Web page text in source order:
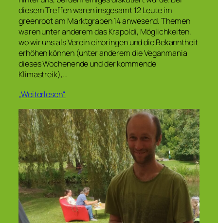
diesem Treffen waren insgesamt 12 Leute im
greenroot am Marktgraben 14 anwesend. Themen
waren unter anderem das Krapoldi, Möglichkeiten,
wo wir uns als Verein einbringen und die Bekanntheit
erhöhen können (unter anderem die Veganmania
dieses Wochenende und der kommende
Klimastreik),…
„Weiterlesen“